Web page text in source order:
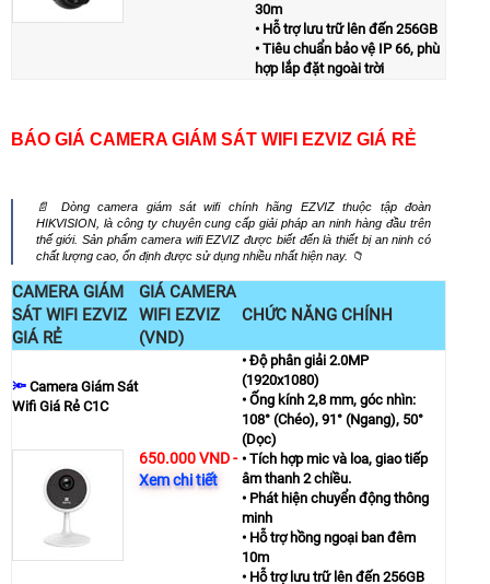
30m
• Hỗ trợ lưu trữ lên đến 256GB
• Tiêu chuẩn bảo vệ IP 66, phù
hợp lắp đặt ngoài trời
BÁO GIÁ CAMERA GIÁM SÁT WIFI EZVIZ GIÁ RẺ
📄 Dòng camera giám sát wifi chính hãng EZVIZ thuộc tập đoàn
HIKVISION, là công ty chuyên cung cấp giải pháp an ninh hàng đầu trên
thế giới. Sản phẩm camera wifi EZVIZ được biết đến là thiết bị an ninh có
chất lượng cao, ổn định được sử dụng nhiều nhất hiện nay. 📁
CAMERA GIÁM
SÁT WIFI EZVIZ
GIÁ RẺ
GIÁ CAMERA
WIFI EZVIZ
(VND)
CHỨC NĂNG CHÍNH
🔦 Camera Giám Sát
Wifi Giá Rẻ C1C
650.000 VND-
Xem chi tiết
• Độ phân giải 2.0MP
(1920x1080)
• Ống kính 2,8 mm, góc nhìn:
108° (Chéo), 91° (Ngang), 50°
(Dọc)
• Tích hợp mic và loa, giao tiếp
âm thanh 2 chiều.
• Phát hiện chuyển động thông
minh
• Hỗ trợ hồng ngoại ban đêm
10m
• Hỗ trợ lưu trữ lên đến 256GB